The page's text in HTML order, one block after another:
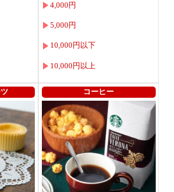
4,000円
5,000円
10,000円以下
10,000円以上
コーヒー